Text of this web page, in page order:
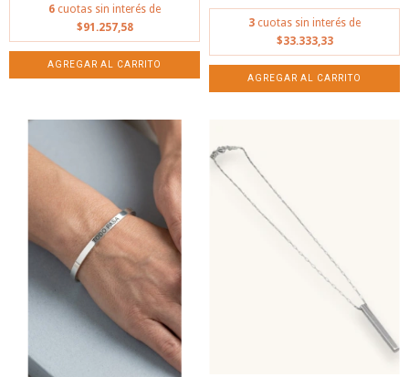
6 cuotas sin interés de
$91.257,58
3 cuotas sin interés de
$33.333,33